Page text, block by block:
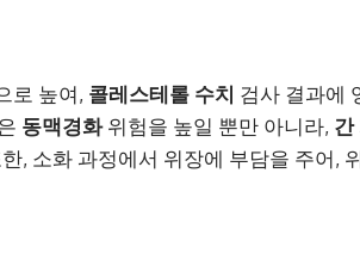
로 높여, 콜레스테롤 수치 검사 결과에
동맥경화위험을 높일 뿐만 아니라, 간
, 소화 과정에서 위장에 부담을 주어,